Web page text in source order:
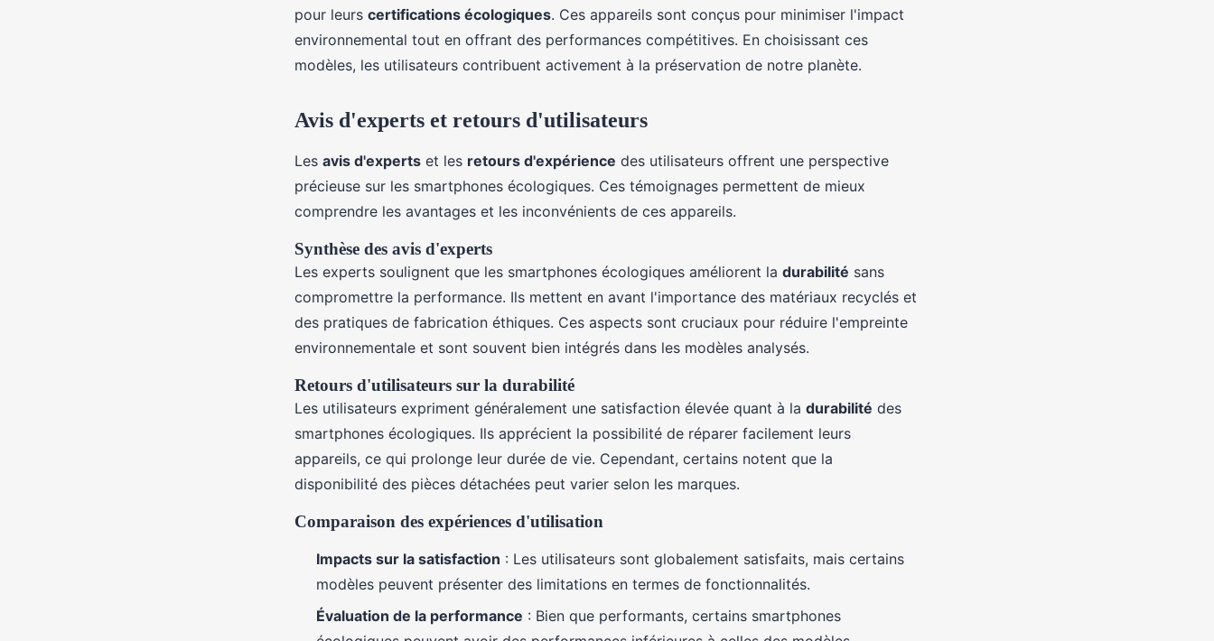
pour leurs certifications écologiques. Ces appareils sont conçus pour minimiser l'impact
environnemental tout en offrant des performances compétitives. En choisissant ces
modèles, les utilisateurs contribuent activement à la préservation de notre planète.
Avis d'experts et retours d'utilisateurs
Les avis d'experts et les retours d'expérience des utilisateurs offrent une perspective
précieuse sur les smartphones écologiques. Ces témoignages permettent de mieux
comprendre les avantages et les inconvénients de ces appareils.
Synthèse des avis d'experts
Les experts soulignent que les smartphones écologiques améliorent la durabilité sans
compromettre la performance. Ils mettent en avant l'importance des matériaux recyclés et
des pratiques de fabrication éthiques. Ces aspects sont cruciaux pour réduire l'empreinte
environnementale et sont souvent bien intégrés dans les modèles analysés.
Retours d'utilisateurs sur la durabilité
Les utilisateurs expriment généralement une satisfaction élevée quant à la durabilité des
smartphones écologiques. Ils apprécient la possibilité de réparer facilement leurs
appareils, ce qui prolonge leur durée de vie. Cependant, certains notent que la
disponibilité des pièces détachées peut varier selon les marques.
Comparaison des expériences d'utilisation
Impacts sur la satisfaction : Les utilisateurs sont globalement satisfaits, mais certains
modèles peuvent présenter des limitations en termes de fonctionnalités.
Évaluation de la performance : Bien que performants, certains smartphones